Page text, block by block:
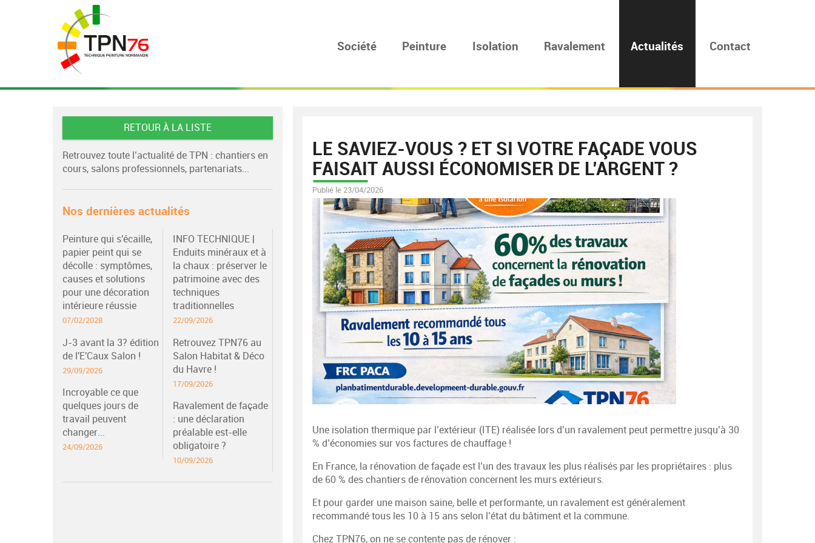
Société Peinture Isolation Ravalement Actualités Contact
RETOUR À LA LISTE
Retrouvez toute l’actualité de TPN : chantiers en
cours, salons professionnels, partenariats...
Nos dernières actualités
Peinture qui s'écaille,
papier peint qui se
décolle : symptômes,
causes et solutions
pour une décoration
intérieure réussie
07/02/2028
J-3 avant la 3? édition
de l'E'Caux Salon !
29/09/2026
Incroyable ce que
quelques jours de
travail peuvent
changer...
24/09/2026
INFO TECHNIQUE |
Enduits minéraux et à
la chaux : préserver le
patrimoine avec des
techniques
traditionnelles
22/09/2026
Retrouvez TPN76 au
Salon Habitat & Déco
du Havre !
17/09/2026
Ravalement de façade
: une déclaration
préalable est-elle
obligatoire ?
10/09/2026
LE SAVIEZ-VOUS ? ET SI VOTRE FAÇADE VOUS
FAISAIT AUSSI ÉCONOMISER DE L’ARGENT ?
Publié le 23/04/2026
Une isolation thermique par l’extérieur (ITE) réalisée lors d’un ravalement peut permettre jusqu’à 30
% d’économies sur vos factures de chauffage !
En France, la rénovation de façade est l’un des travaux les plus réalisés par les propriétaires : plus
de 60 % des chantiers de rénovation concernent les murs extérieurs.
Et pour garder une maison saine, belle et performante, un ravalement est généralement
recommandé tous les 10 à 15 ans selon l’état du bâtiment et la commune.
Chez TPN76, on ne se contente pas de rénover :